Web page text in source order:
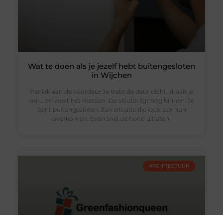
Wat te doen als je jezelf hebt buitengesloten
in Wijchen
Paniek aan de voordeur Je trekt de deur dicht, draait je
om… en voelt het meteen. De sleutel ligt nog binnen. Je
bent buitengesloten. Een situatie die iedereen kan
overkomen. Even snel de hond uitlaten,
ARCHITECTUUR